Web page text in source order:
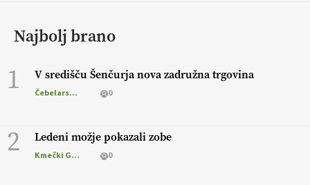
Najbolj brano
1 V središču Šenčurja nova zadružna trgovina
Čebelarstvo 0
2 Ledeni možje pokazali zobe
Kmečki Glas 0